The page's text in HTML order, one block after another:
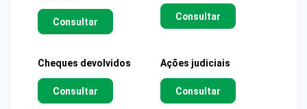
Consultar Consultar
Cheques devolvidos
Consultar
Ações judiciais
Consultar